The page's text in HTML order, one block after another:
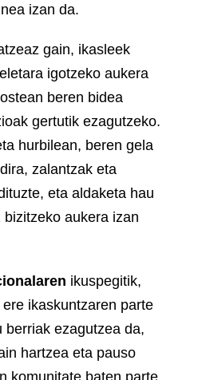
izan da.
gain, ikasleek
igotzeko aukera
beren bidea
gertutik ezagutzeko.
hurbilean, beren gela
zalantzak eta
eta aldaketa hau
aukera izan
ikuspegitik,
ikaskuntzaren parte
berriak ezagutzea da,
hartzea eta pauso
komunitate baten parte